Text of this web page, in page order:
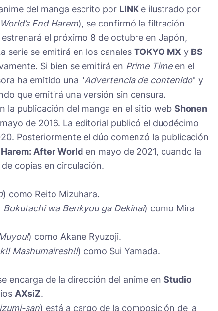
del manga escrito por LINK e ilustrado por
World’s End Harem), se confirmó la filtración
el próximo 8 de octubre en Japón,
serie se emitirá en los canales TOKYO MX y BS
Si bien se emitirá en Prime Timeen el
ha emitido una "Advertencia de contenido" y
que emitirá una versión sin censura.
la publicación del manga en el sitio web Shonen
de 2016. La editorial publicó el duodécimo
Posteriormente el dúo comenzó la publicación
After World en mayo de 2021, cuando la
copias en circulación.
) como Reito Mizuhara.
Bokutachi wa Benkyou ga Dekinai) como Mira
) como Akane Ryuzoji.
Mashumairesh!!) como Sui Yamada.
encarga de la dirección del anime en Studio
AXsiZ.
san) está a cargo de la composición de la